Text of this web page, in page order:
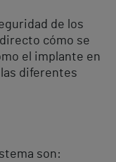
de los
cómo se
el implante en
diferentes
son: